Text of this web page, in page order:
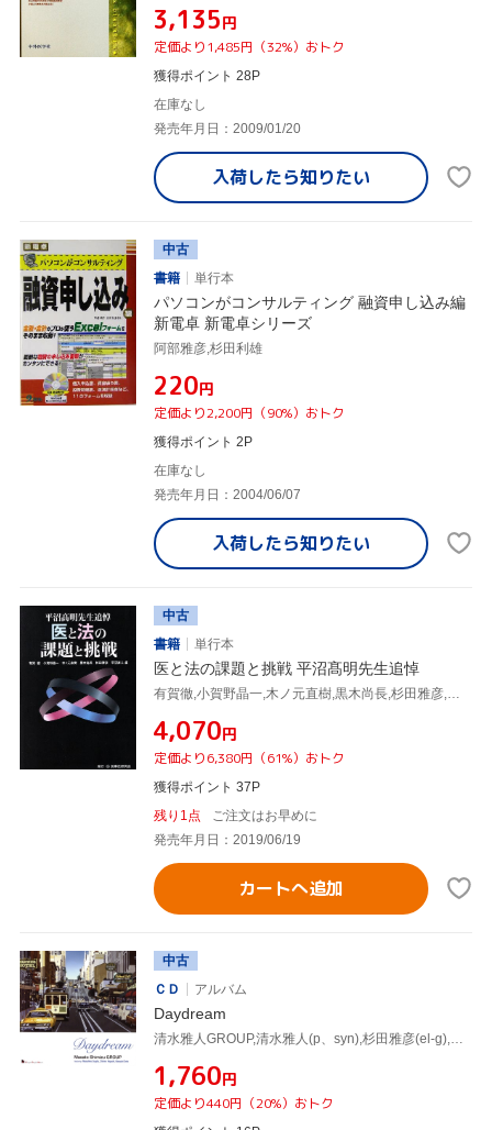
¥3,135円
定価より1,485円（32%）おトク
獲得ポイント 28P
在庫なし
発売年月日：2009/01/20
入荷したら知りたい
中古
書籍
単行本
パソコンがコンサルティング 融資申し込み編
新電卓 新電卓シリーズ
阿部雅彦,杉田利雄
¥220円
定価より2,200円（90%）おトク
獲得ポイント 2P
在庫なし
発売年月日：2004/06/07
入荷したら知りたい
中古
書籍
単行本
医と法の課題と挑戦 平沼髙明先生追悼
¥4,070円
定価より6,380円（61%）おトク
獲得ポイント 37P
残り1点
ご注文はお早めに
発売年月日：2019/06/19
カートへ追加
中古
ＣＤ
アルバム
Daydream
¥1,760円
定価より440円（20%）おトク